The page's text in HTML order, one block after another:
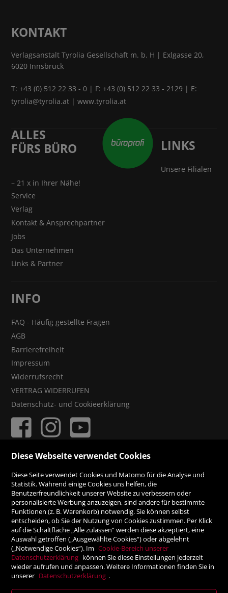
KONTAKT
Verlagsanstalt Tyrolia Gesellschaft m. b. H | Exlgasse 20,
6020 Innsbruck
T:+43 (0) 512 22 33 - 0 | F: +43 (0) 512 22 33 - 2129 | E:
tyrolia@tyrolia.at |www.tyrolia.at
ALLES
FÜRS BÜRO
LINKS
Unsere Filialen
– 21 x in Ihrer Nähe!
Service
Verlag
Kontakt & Ansprechpartner
Jobs
Das Unternehmen
Links & Partner
INFO
FAQ - Häufig gestellte Fragen
AGB
Barrierefreiheit
Impressum
Widerrufsrecht
VERTRAG WIDERRUFEN
Datenschutz- und Cookieerklärung
Rechnung
Vorauskasse
SICHER ONLINE SHOPPEN!
Diese Webseite verwendet Cookies
Diese Seite verwendet Cookies und Matomo für die Analyse und
Statistik. Während einige Cookies uns helfen, die
Benutzerfreundlichkeit unserer Website zu verbessern oder
personalisierte Werbung anzuzeigen, sind andere für bestimmte
Funktionen (z. B. Warenkorb) notwendig. Sie können selbst
entscheiden, ob Sie der Nutzung von Cookies zustimmen. Per Klick
auf die Schaltfläche „Alle zulassen“ werden diese akzeptiert, eine
Auswahl getroffen („Ausgewählte Cookies“) oder abgelehnt
(„Notwendige Cookies“). Im Cookie-Bereich unserer
Datenschutzerklärung können Sie diese Einstellungen jederzeit
wieder aufrufen und anpassen. Weitere Informationen finden Sie in
unserer Datenschutzerklärung .